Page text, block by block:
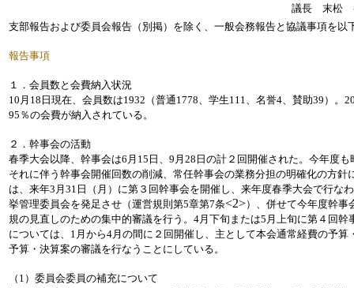
議長 末松
支部報告および委員会報告（別掲）を除く、一般会務報告と協議事項を以
報告事項
１．会員数と会費納入状況
10月18日現在、会員数は1932（普通1778、学生111、名誉4、賛助39）。
95％の会費が納入されている。
２．幹事会の活動
春季大会以降、幹事会は6月15日、9月28日の計２回開催された。今年度
それに伴う幹事会開催回数の削減、常任幹事会の業務分担の明確化の方針
は、来年3月31日（月）に第３回幹事会を開催し、来年度春季大会で行な
挙管理委員会を発足させ（運営規則第5章第7条<2>）、併せて今年度幹事
規の見直しのための集中的審議を行う。4月下旬または5月上旬に第４回
については、1月から4月の間に２回開催し、主として本会通常経費の予
予算・決算案の審議を行なうことにしている。
（1）委員会委員の補充について